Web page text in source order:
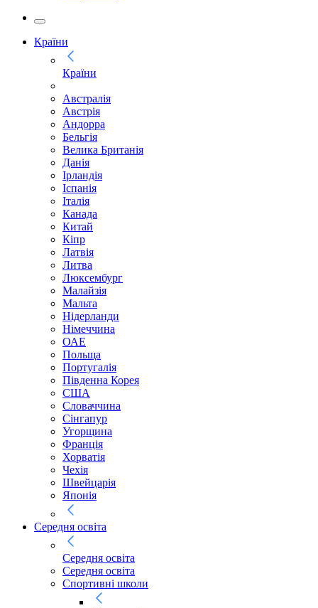
Країни
Країни
Австралія
Австрія
Андорра
Бельгія
Велика Британія
Данія
Ірландія
Іспанія
Італія
Канада
Китай
Кіпр
Латвія
Литва
Люксембург
Малайзія
Мальта
Нідерланди
Німеччина
ОАЕ
Польща
Португалія
Південна Корея
США
Словаччина
Сінгапур
Угорщина
Франція
Хорватія
Чехія
Швейцарія
Японія
Середня освіта
Середня освіта
Середня освіта
Спортивні школи